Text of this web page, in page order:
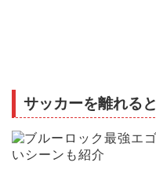
サッカーを離れる